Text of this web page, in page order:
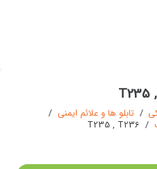
T235
/ تابلو ها و علائم ایمنی /
/
T235 , T236